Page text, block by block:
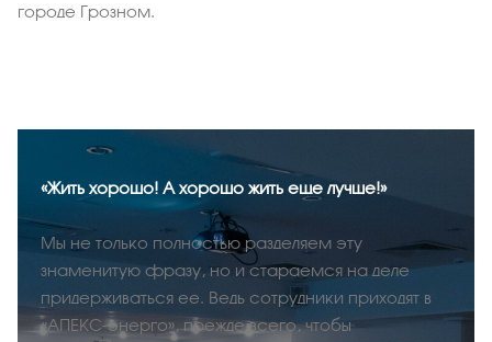
городе Грозном.
«Жить хорошо! А хорошо жить еще лучше!»
Мы не только полностью разделяем эту
знаменитую фразу, но и стараемся на деле
придерживаться ее. Ведь сотрудники приходят в
«АПЕКС-энерго», прежде всего, чтобы